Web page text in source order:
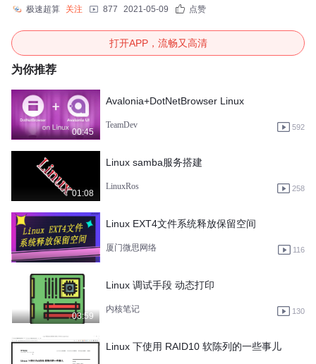
极速超算 关注 877 2021-05-09 点赞
打开APP，流畅又高清
为你推荐
00:45
Avalonia+DotNetBrowser Linux
TeamDev 592
01:08
Linux samba服务搭建
LinuxRos 258
Linux EXT4文件系统释放保留空间
厦门微思网络 116
03:59
Linux 调试手段 动态打印
内核笔记 130
Linux 下使用 RAID10 软陈列的一些事儿